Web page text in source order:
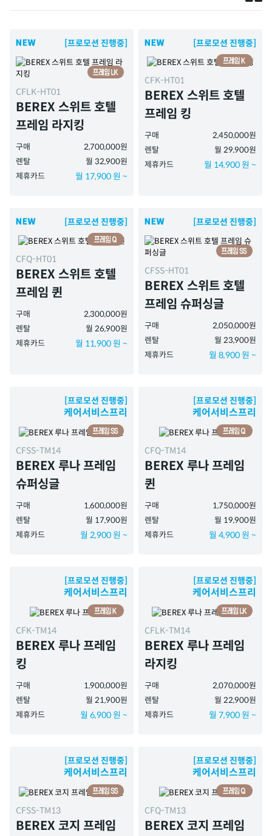
[프로모션 진행중]
CFLK-HT01
BEREX 스위트 호텔
프레임 라지킹
구매
2,700,000원
렌탈
월 32,900원
제휴카드
월 17,900 원 ~
[프로모션 진행중]
CFK-HT01
BEREX 스위트 호텔
프레임 킹
구매
2,450,000원
렌탈
월 29,900원
제휴카드
월 14,900 원 ~
[프로모션 진행중]
CFQ-HT01
BEREX 스위트 호텔
프레임 퀸
구매
2,300,000원
렌탈
월 26,900원
제휴카드
월 11,900 원 ~
[프로모션 진행중]
CFSS-HT01
BEREX 스위트 호텔
프레임 슈퍼싱글
구매
2,050,000원
렌탈
월 23,900원
제휴카드
월 8,900 원 ~
[프로모션 진행중]
케어서비스프리
CFSS-TM14
BEREX 루나 프레임
슈퍼싱글
구매
1,600,000원
렌탈
월 17,900원
제휴카드
월 2,900 원 ~
[프로모션 진행중]
케어서비스프리
CFQ-TM14
BEREX 루나 프레임
퀸
구매
1,750,000원
렌탈
월 19,900원
제휴카드
월 4,900 원 ~
[프로모션 진행중]
케어서비스프리
CFK-TM14
BEREX 루나 프레임
킹
구매
1,900,000원
렌탈
월 21,900원
제휴카드
월 6,900 원 ~
[프로모션 진행중]
케어서비스프리
CFLK-TM14
BEREX 루나 프레임
라지킹
구매
2,070,000원
렌탈
월 22,900원
제휴카드
월 7,900 원 ~
[프로모션 진행중]
케어서비스프리
CFSS-TM13
BEREX 코지 프레임
[프로모션 진행중]
케어서비스프리
CFQ-TM13
BEREX 코지 프레임